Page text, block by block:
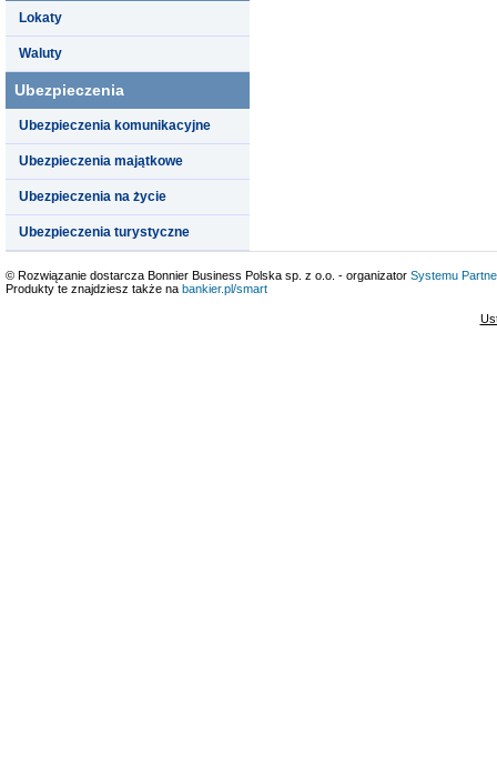
Lokaty
Waluty
Ubezpieczenia
Ubezpieczenia komunikacyjne
Ubezpieczenia majątkowe
Ubezpieczenia na życie
Ubezpieczenia turystyczne
© Rozwiązanie dostarcza Bonnier Business Polska sp. z o.o. - organizator Systemu
Produkty te znajdziesz także na bankier.pl/smart